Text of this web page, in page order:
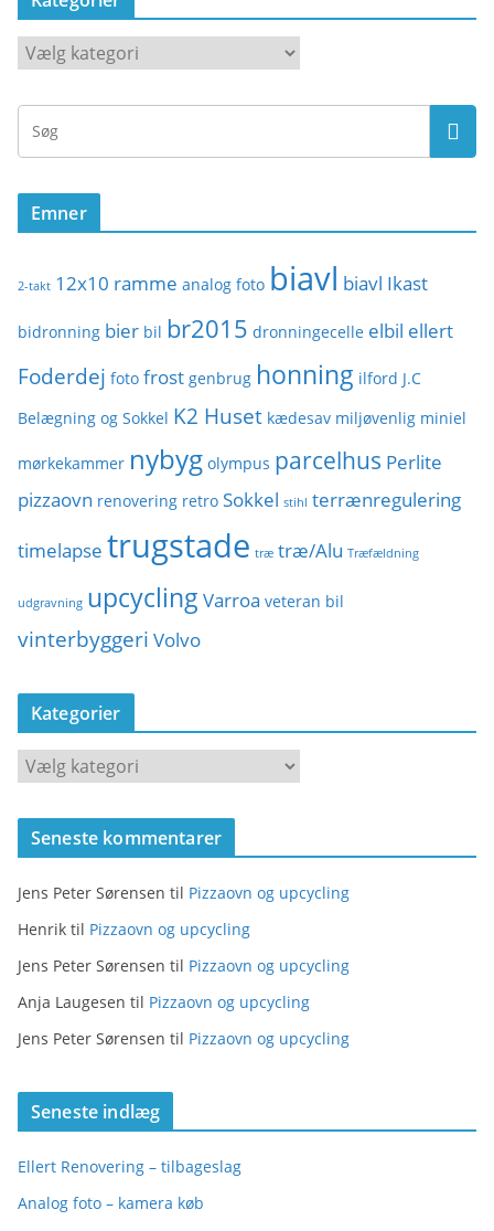
K
a
t
g
r
Emner
2-takt 12x10 ramme analog foto biavl biavl Ikast
bidronning bier bil br2015 dronningecelle elbil ellert
Foderdej foto frost genbrug honning ilford J.C
Belægning og Sokkel K2 Huset kædesav miljøvenlig miniel
mørkekammer nybyg olympus parcelhus Perlite
pizzaovn renovering retro Sokkel stihl terrænregulering
timelapse trugstade træ træ/Alu Træfældning
udgravning upcycling Varroa veteran bil
vinterbyggeri Volvo
Kategorier
K
a
t
o
r
i
r
Seneste kommentarer
Jens Peter Sørensen til Pizzaovn og upcycling
Henrik til Pizzaovn og upcycling
Jens Peter Sørensen til Pizzaovn og upcycling
Anja Laugesen til Pizzaovn og upcycling
Jens Peter Sørensen til Pizzaovn og upcycling
Seneste indlæg
Ellert Renovering – tilbageslag
Analog foto – kamera køb